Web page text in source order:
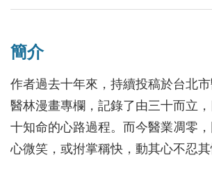
簡介
作者過去十年來，持續投稿於台北
醫林漫畫專欄，記錄了由三十而立
十知命的心路過程。而今醫業凋零
心微笑，或拊掌稱快，動其心不忍